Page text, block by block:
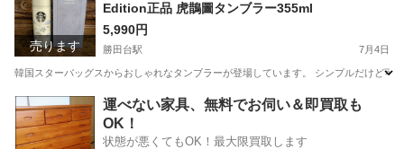
売ります
Edition正品 虎鵲圖タンブラー355ml
5,990円
勝田台駅 7月4日
韓国スターバッグスからおしゃれなタンブラーが登場しています。 シンプルだけど
千葉 八千代市 勝田台駅 食器 商品
運べない家具、無料でお伺い＆即買取も
OK！
状態が悪くてもOK！最大限買取します